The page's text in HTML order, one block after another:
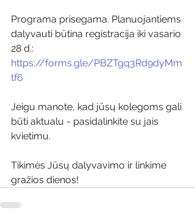
Programa prisegama. Planuojantiems
dalyvauti būtina registracija iki vasario
28 d.:
https://forms.gle/PBZTgq3Rd9dyMm
tf6
Jeigu manote, kad jūsų kolegoms gali
būti aktualu - pasidalinkite su jais
kvietimu.
Tikimės Jūsų dalyvavimo ir linkime
gražios dienos!